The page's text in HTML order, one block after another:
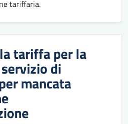
tariffaria.
tariffa per la
di
mancata